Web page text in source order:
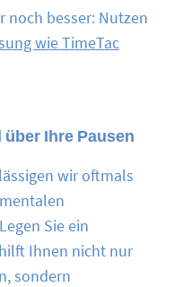
noch besser: Nutzen
wie TimeTac
Ihre Pausen
wir oftmals
Sie ein
Ihnen nicht nur
sondern